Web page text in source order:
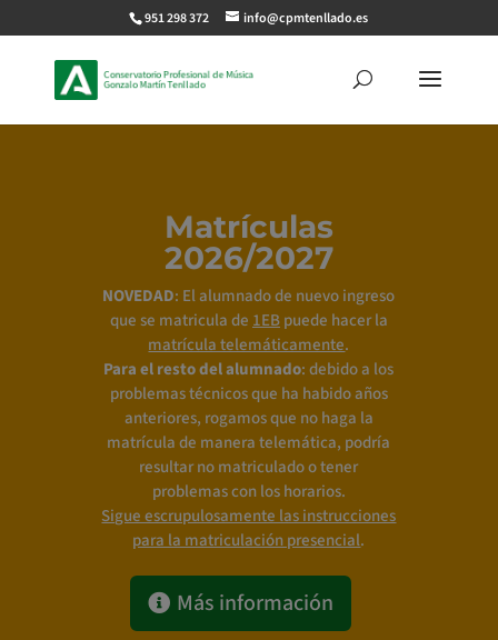
951 298 372 info@cpmtenllado.es
Matrículas
2026/2027
NOVEDAD: El alumnado de nuevo ingreso
que se matricula de 1EBpuede hacer la
matrícula telemáticamente.
Para el resto del alumnado: debido a los
problemas técnicos que ha habido años
anteriores, rogamos que no haga la
matrícula de manera telemática, podría
resultar no matriculado o tener
problemas con los horarios.
Sigue escrupulosamente las instrucciones
para la matriculación presencial.
Más información